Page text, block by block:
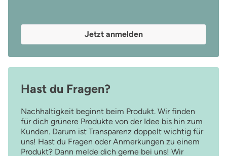
Jetzt anmelden
Hast du Fragen?
Nachhaltigkeit beginnt beim Produkt. Wir finden
für dich grünere Produkte von der Idee bis hin zum
Kunden. Darum ist Transparenz doppelt wichtig für
uns! Hast du Fragen oder Anmerkungen zu einem
Produkt? Dann melde dich gerne bei uns! Wir